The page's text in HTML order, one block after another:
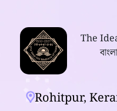
The
Rohitpur,